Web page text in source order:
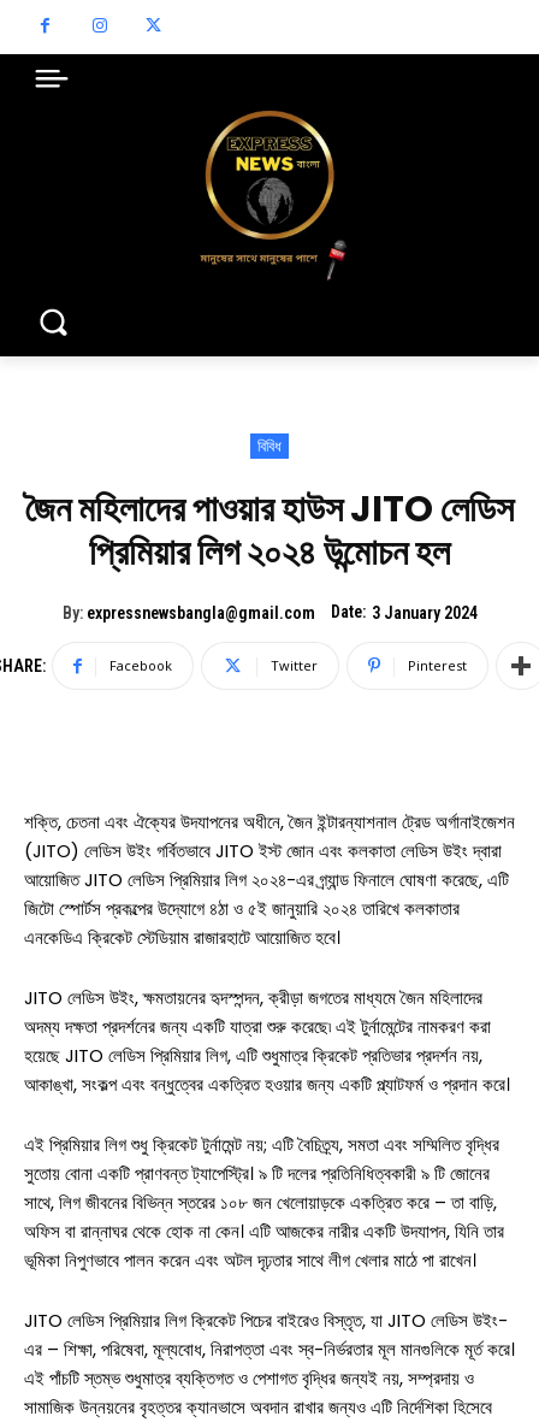
বিবিধ
জৈন মহিলাদের পাওয়ার হাউস JITO লেডিস
প্রিমিয়ার লিগ ২০২৪ উন্মোচন হল
By: expressnewsbangla@gmail.com Date: 3 January 2024
Facebook Twitter Pinterest
শক্তি, চেতনা এবং ঐক্যের উদযাপনের অধীনে, জৈন ইন্টারন্যাশনাল ট্রেড অর্গানাইজেশন
(JITO) লেডিস উইং গর্বিতভাবে JITO ইস্ট জোন এবং কলকাতা লেডিস উইং দ্বারা
আয়োজিত JITO লেডিস প্রিমিয়ার লিগ ২০২৪-এর গ্র্যান্ড ফিনালে ঘোষণা করেছে, এটি
জিটো স্পোর্টস প্রকল্পের উদ্যোগে ৪ঠা ও ৫ই জানুয়ারি ২০২৪ তারিখে কলকাতার
এনকেডিএ ক্রিকেট স্টেডিয়াম রাজারহাটে আয়োজিত হবে।
JITO লেডিস উইং, ক্ষমতায়নের হৃদস্পন্দন, ক্রীড়া জগতের মাধ্যমে জৈন মহিলাদের
অদম্য দক্ষতা প্রদর্শনের জন্য একটি যাত্রা শুরু করেছে৷ এই টুর্নামেন্টের নামকরণ করা
হয়েছে JITO লেডিস প্রিমিয়ার লিগ, এটি শুধুমাত্র ক্রিকেট প্রতিভার প্রদর্শন নয়,
আকাঙ্খা, সংকল্প এবং বন্ধুত্বের একত্রিত হওয়ার জন্য একটি প্ল্যাটফর্ম ও প্রদান করে।
এই প্রিমিয়ার লিগ শুধু ক্রিকেট টুর্নামেন্ট নয়; এটি বৈচিত্র্য, সমতা এবং সম্মিলিত বৃদ্ধির
সুতোয় বোনা একটি প্রাণবন্ত ট্যাপেস্ট্রি। ৯ টি দলের প্রতিনিধিত্বকারী ৯ টি জোনের
সাথে, লিগ জীবনের বিভিন্ন স্তরের ১০৮ জন খেলোয়াড়কে একত্রিত করে – তা বাড়ি,
অফিস বা রান্নাঘর থেকে হোক না কেন। এটি আজকের নারীর একটি উদযাপন, যিনি তার
ভূমিকা নিপুণভাবে পালন করেন এবং অটল দৃঢ়তার সাথে লীগ খেলার মাঠে পা রাখেন।
JITO লেডিস প্রিমিয়ার লিগ ক্রিকেট পিচের বাইরেও বিস্তৃত, যা JITO লেডিস উইং-
এর – শিক্ষা, পরিষেবা, মূল্যবোধ, নিরাপত্তা এবং স্ব-নির্ভরতার মূল মানগুলিকে মূর্ত করে।
এই পাঁচটি স্তম্ভ শুধুমাত্র ব্যক্তিগত ও পেশাগত বৃদ্ধির জন্যই নয়, সম্প্রদায় ও
সামাজিক উন্নয়নের বৃহত্তর ক্যানভাসে অবদান রাখার জন্যও এটি নির্দেশিকা হিসেবে